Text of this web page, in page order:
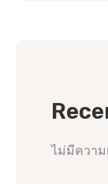
ไม่มีควา